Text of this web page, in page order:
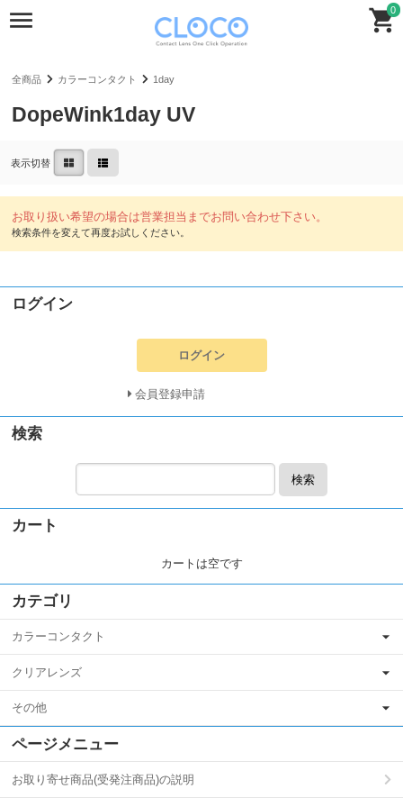
0
全商品 カラーコンタクト 1day
DopeWink1day UV
表示切替
ログイン
ログイン
検索
検索
カート
カートは空です
カテゴリ
カラーコンタクト
クリアレンズ
その他
ページメニュー
お取り寄せ商品(受発注商品)の説明